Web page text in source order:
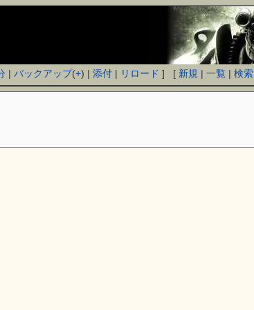
|バックアップ(+) |添付 | リロード ] [ 新規 |一覧 |検索